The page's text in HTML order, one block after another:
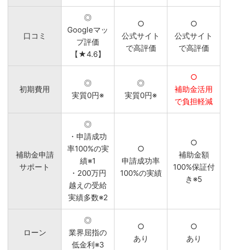
口コミ
◎
Googleマッ
プ評価
【★4.6】
○
公式サイト
で高評価
○
公式サイト
で高評価
初期費用
◎
実質0円※
◎
実質0円※
○
補助金活用
で負担軽減
補助金申請
サポート
◎
・申請成功
率100%の実
績※1
・200万円
越えの受給
実績多数※2
○
申請成功率
100%の実績
○
補助金額
100%保証付
き※5
ローン
◎
業界屈指の
低金利※3
○
あり
○
あり